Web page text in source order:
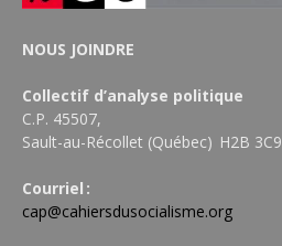
NOUS JOINDRE
Collectif d’analyse politique
C.P. 45507,
Sault-au-Récollet (Québec) H2B 3C9
Courriel :
cap@cahiersdusocialisme.org